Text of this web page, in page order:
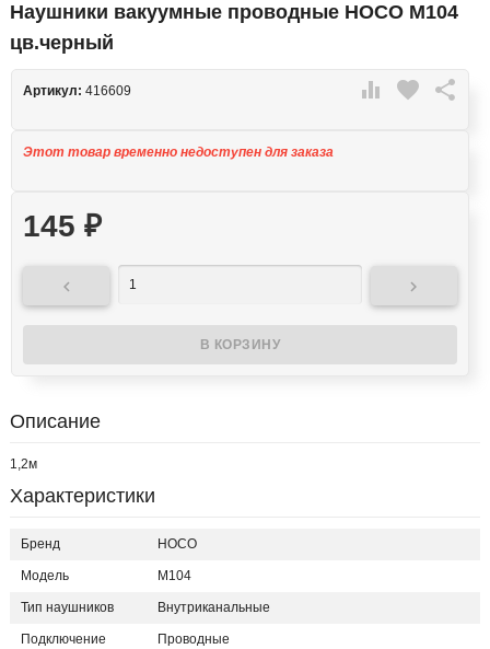
Наушники вакуумные проводные HOCO M104
цв.черный
 favorite 
Артикул: 416609
Этот товар временно недоступен для заказа
145 ₽
 
Описание
1,2м
Характеристики
Бренд HOCO
Модель M104
Тип наушников Внутриканальные
Подключение Проводные